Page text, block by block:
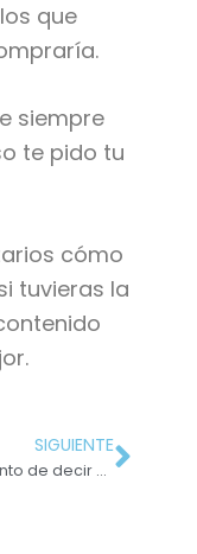
que
siempre
te pido tu
cómo
tuvieras la
SIGUIENTE
El momento de decir ADIÓS a un cliente